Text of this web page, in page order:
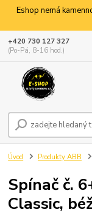
Eshop nemá
+420 730 127 327
(Po-Pá, 8-16 hod.)
Úvod Produkty ABB
Spínač č.
Classic,